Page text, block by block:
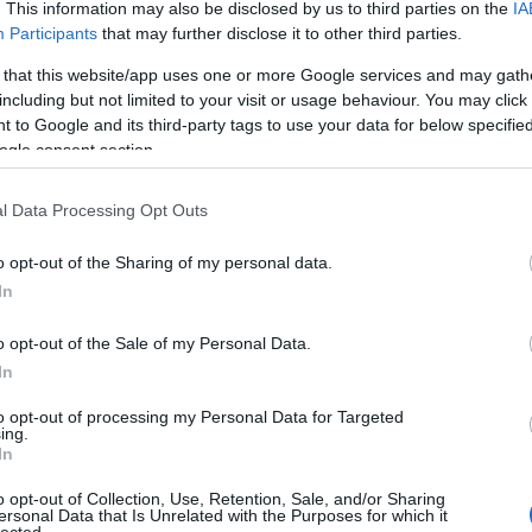
This information may also be disclosed by us to third parties on the
Participants that may further disclose it to other third parties.
that this website/app uses one or more Google services and may
but not limited to your visit or usage behaviour. You may
to Google and its third-party tags to use your data for below
consent section.
Data Processing Opt Outs
opt-out of the Sharing of my personal data.
opt-out of the Sale of my Personal Data.
opt-out of processing my Personal Data for Targeted
opt-out of Collection, Use, Retention, Sale, and/or Sharing
Data that Is Unrelated with the Purposes for which it
(
(18